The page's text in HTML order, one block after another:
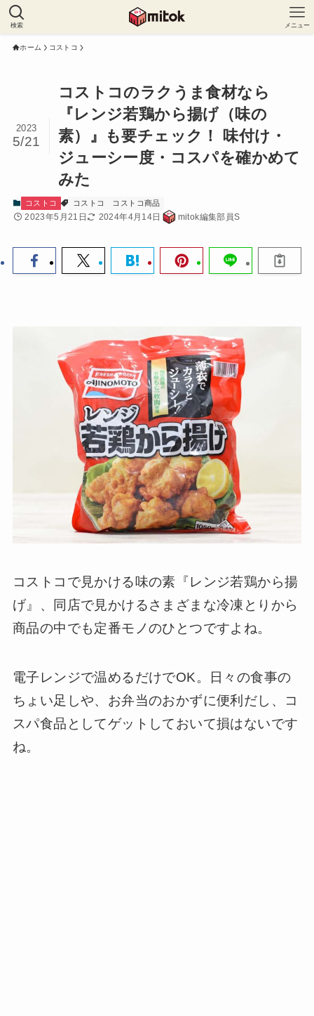
検索 メニュー
ホーム コストコ
コストコのラクうま食材なら
『レンジ若鶏から揚げ（味の
素）』も要チェック！ 味付け・
ジューシー度・コスパを確かめて
みた
2023
5/21
コストコ コストコ コストコ商品
2023年5月21日 2024年4月14日 mitok編集部員S
コストコで見かける味の素『レンジ若鶏から揚
げ』、同店で見かけるさまざまな冷凍とりから
商品の中でも定番モノのひとつですよね。
電子レンジで温めるだけでOK。日々の食事の
ちょい足しや、お弁当のおかずに便利だし、コ
スパ食品としてゲットしておいて損はないです
ね。